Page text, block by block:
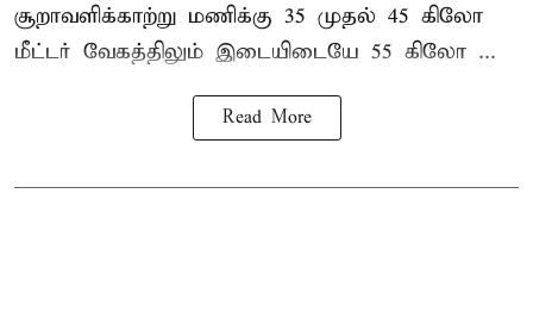
சூறாவளிக்காற்று மணிக்கு 35 முதல் 45 கிலோ
மீட்டர் வேகத்திலும் இடையிடையே 55 கிலோ ...
Read More